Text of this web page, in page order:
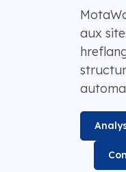
aux